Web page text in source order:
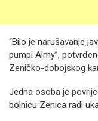
“Bilo je narušavanje
pumpi Almy”,
Zeničko-dobojskog
Jedna osoba je
bolnicu Zenica radi